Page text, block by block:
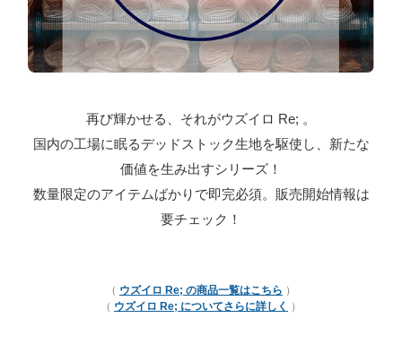
再び輝かせる、それがウズイロ Re; 。
国内の工場に眠るデッドストック生地を駆使し、新たな
価値を生み出すシリーズ！
数量限定のアイテムばかりで即完必須。販売開始情報は
要チェック！
（ ウズイロ Re; の商品一覧はこちら ）
（ ウズイロ Re; についてさらに詳しく ）